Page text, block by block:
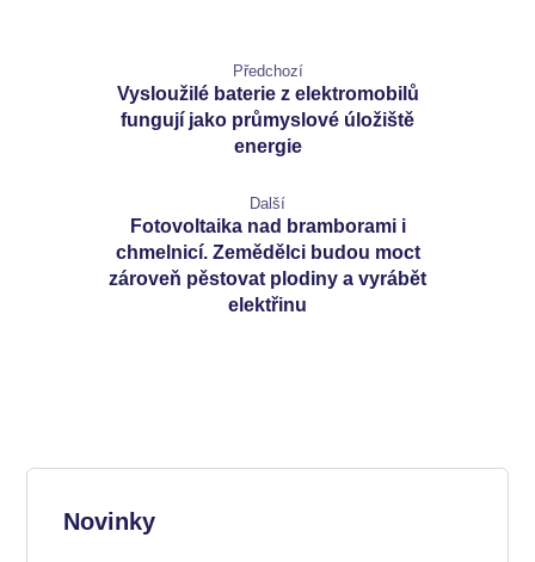
Předchozí
Vysloužilé baterie z elektromobilů
fungují jako průmyslové úložiště
energie
Další
Fotovoltaika nad bramborami i
chmelnicí. Zemědělci budou moct
zároveň pěstovat plodiny a vyrábět
elektřinu
Novinky